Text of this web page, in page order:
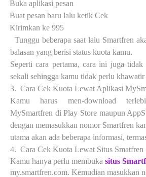
Buka aplikasi pesan
Buat pesan baru lalu ketik Cek
Kirimkan ke 995
Tunggu beberapa saat lalu Smartfren
balasan yang berisi status kuota kamu.
Seperti cara pertama, cara ini juga tidak
sekali sehingga kamu tidak perlu khawatir
3. Cara Cek Kuota Lewat Aplikasi
Kamu harus men-download
MySmartfren di Play Store maupun
dengan memasukkan nomor Smartfren
utama akan ada beberapa informasi,
4. Cara Cek Kuota Lewat Situs Smatfren
Kamu hanya perlu membuka situs
my.smartfren.com. Kemudian masukkan